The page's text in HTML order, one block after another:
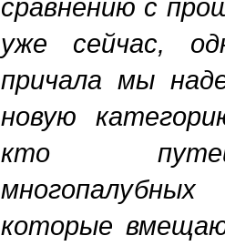
сравнению с
уже сейчас,
причала мы
новую
кто
которые